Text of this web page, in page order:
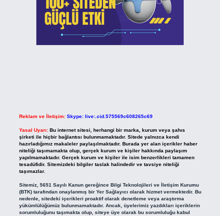
Reklam ve İletişim: Skype: live:.cid.575569c608265c69
Yasal Uyarı: Bu internet sitesi, herhangi bir marka, kurum veya şahıs
şirketi ile hiçbir bağlantısı bulunmamaktadır. Sitede yalnızca kendi
hazırladığımız makaleler paylaşılmaktadır. Burada yer alan içerikler haber
niteliği taşımamakta olup, gerçek kurum ve kişiler hakkında paylaşım
yapılmamaktadır. Gerçek kurum ve kişiler ile isim benzerlikleri tamamen
tesadüfidir. Sitemizdeki bilgiler taslak halindedir ve tavsiye niteliği
taşımazlar.
Sitemiz, 5651 Sayılı Kanun gereğince Bilgi Teknolojileri ve İletişim Kurumu
(BTK) tarafından onaylanmış bir Yer Sağlayıcı olarak hizmet vermektedir. Bu
nedenle, sitedeki içerikleri proaktif olarak denetleme veya araştırma
yükümlülüğümüz bulunmamaktadır. Ancak, üyelerimiz yazdıkları içeriklerin
sorumluluğunu taşımakta olup, siteye üye olarak bu sorumluluğu kabul